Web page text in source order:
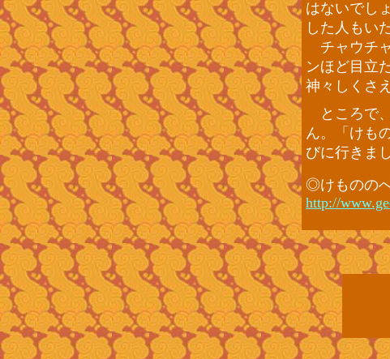
はないでし
した人もい
チャウチ
ンほど目立
神々しくさ
ところで
ん。「けも
びに行きま
◎けものの
http://